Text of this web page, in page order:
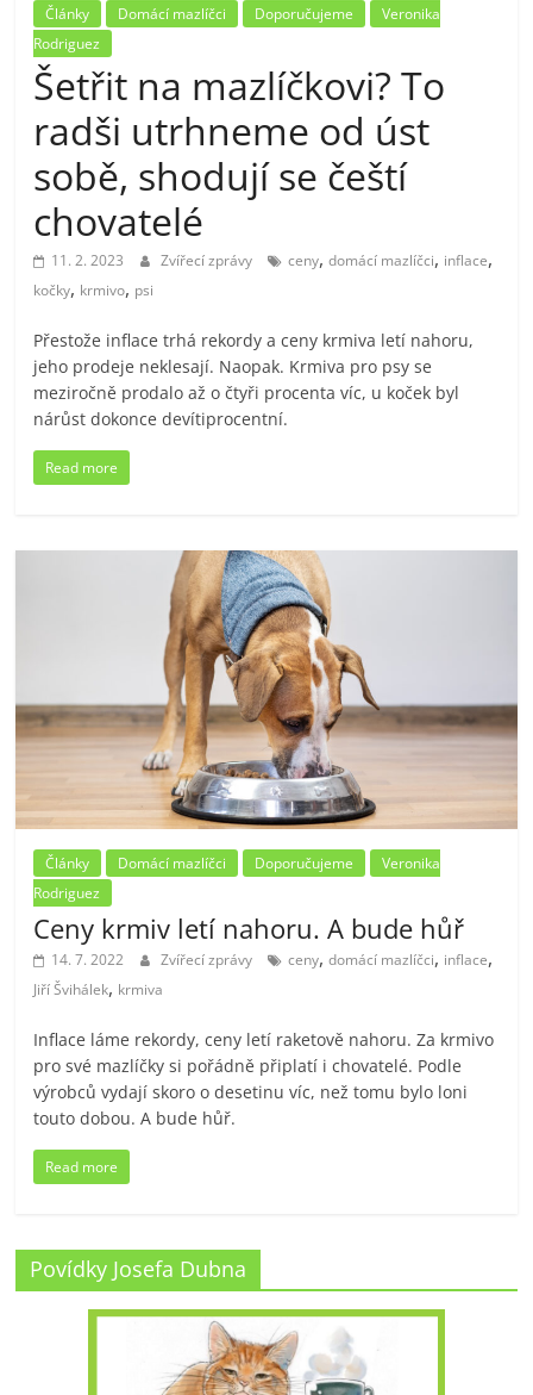
Články Domácí mazlíčci Doporučujeme
Veronika
Rodriguez
Šetřit na mazlíčkovi? To
radši utrhneme od úst
sobě, shodují se čeští
chovatelé
11. 2. 2023 Zvířecí zprávy ceny,domácí mazlíčci, inflace,
kočky, krmivo, psi
Přestože inflace trhá rekordy a ceny krmiva letí nahoru,
jeho prodeje neklesají. Naopak. Krmiva pro psy se
meziročně prodalo až o čtyři procenta víc, u koček byl
nárůst dokonce devítiprocentní.
Read more
Články Domácí mazlíčci Doporučujeme
Veronika
Rodriguez
Ceny krmiv letí nahoru. A bude hůř
14. 7. 2022 Zvířecí zprávy ceny,domácí mazlíčci, inflace,
Jiří Švihálek, krmiva
Inflace láme rekordy, ceny letí raketově nahoru. Za krmivo
pro své mazlíčky si pořádně připlatí i chovatelé. Podle
výrobců vydají skoro o desetinu víc, než tomu bylo loni
touto dobou. A bude hůř.
Read more
Povídky Josefa Dubna